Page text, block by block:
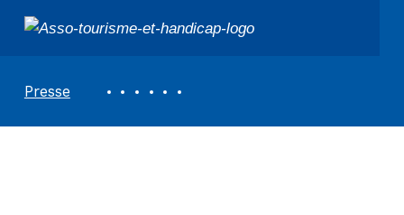
ASSOCIATION TOURISME ET HANDICAPS
Presse